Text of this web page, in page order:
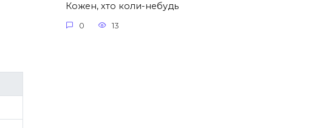
Кожен, хто коли-небудь
0 13